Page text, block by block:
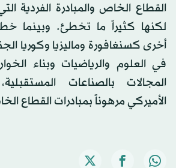
القطاع الخاص والمبادرة الفردية
لكنها كثيراً ما تخطئ. وبينما
أخرى كسنغافورة وماليزيا وكوريا
في العلوم والرياضيات وبناء
المجالات بالصناعات
الأميركي مرهوناً بمبادرات القطاع